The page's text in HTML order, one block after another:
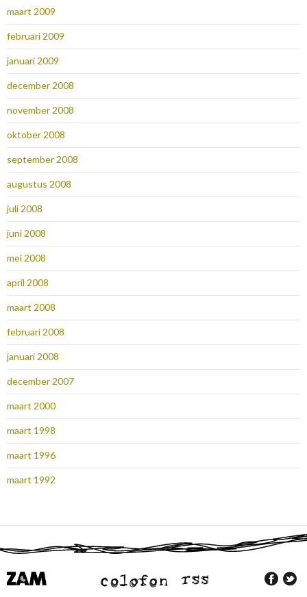
maart 2009
februari 2009
januari 2009
december 2008
november 2008
oktober 2008
september 2008
augustus 2008
juli 2008
juni 2008
mei 2008
april 2008
maart 2008
februari 2008
januari 2008
december 2007
maart 2000
maart 1998
maart 1996
maart 1992